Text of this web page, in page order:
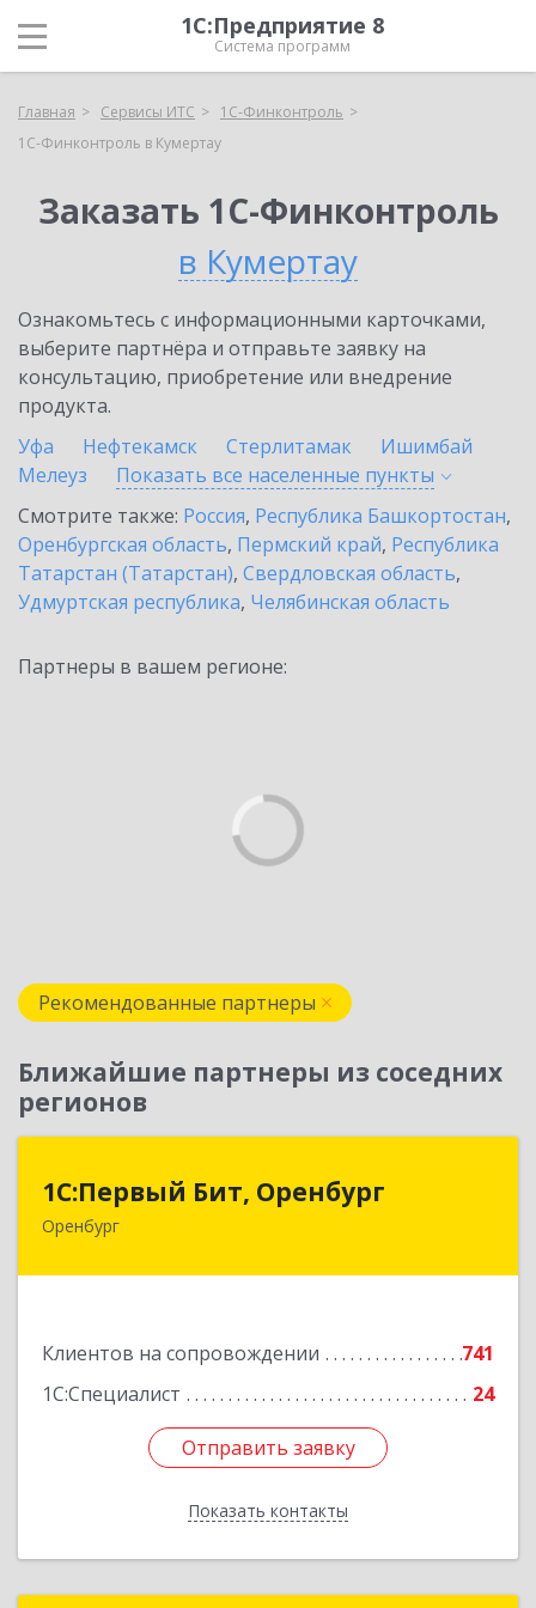
1С:Предприятие 8
Система программ
Главная Сервисы ИТС
1С-Финконтроль
1С-Финконтроль в Кумертау
Заказать 1С-Финконтроль
в Кумертау
Ознакомьтесь с информационными карточками,
выберите партнёра и отправьте заявку на
консультацию, приобретение или внедрение
продукта.
Уфа
Нефтекамск Стерлитамак
Ишимбай
Мелеуз
Показать все населенные пункты
Смотрите также: Россия, Республика Башкортостан,
Оренбургская область, Пермский край, Республика
Татарстан (Татарстан), Свердловская область,
Удмуртская республика, Челябинская область
Партнеры в вашем регионе:
Рекомендованные партнеры
Ближайшие партнеры из соседних
регионов
1С:Первый Бит, Оренбург
Оренбург
Клиентов на сопровождении
741
1С:Специалист
24
Отправить заявку
Показать контакты
1С:Первый Бит, Оренбург
460044, Оренбургская обл, Оренбург, Березка
Отправить заявку
Назад